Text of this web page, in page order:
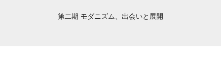
第二期 モダニズム、出会いと展開